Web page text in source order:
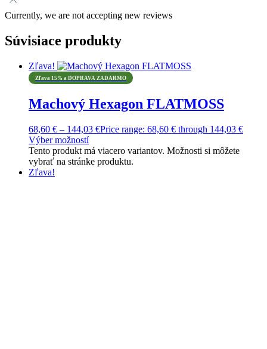
Currently, we are not accepting new reviews
Súvisiace produkty
Zľava!
Zľava 15% a DOPRAVA ZADARMO
Machový Hexagon FLATMOSS
68,60 € – 144,03 €Price range: 68,60 € through 144,03 €
Výber možností
Tento produkt má viacero variantov. Možnosti si môžete
vybrať na stránke produktu.
Zľava!